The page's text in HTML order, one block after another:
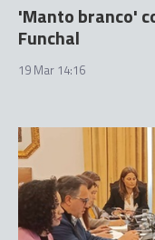
'Manto branco'
Funchal
19 Mar 14:16